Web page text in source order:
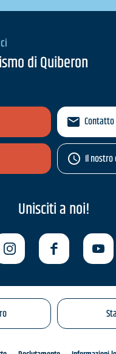
di Quiberon
Contatto
Il
Unisciti a noi!